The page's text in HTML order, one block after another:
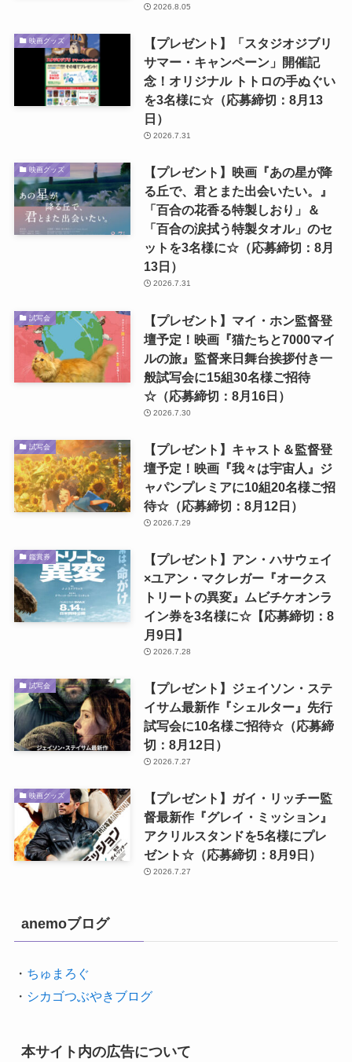
2026.8.05
映画グッズ
【プレゼント】「スタジオジブリ
サマー・キャンペーン」開催記
念！オリジナル トトロの手ぬぐい
を3名様に☆（応募締切：8月13
日）
2026.7.31
映画グッズ
【プレゼント】映画『あの星が降
る丘で、君とまた出会いたい。』
「百合の花香る特製しおり」＆
「百合の涙拭う特製タオル」のセ
ットを3名様に☆（応募締切：8月
13日）
2026.7.31
試写会
【プレゼント】マイ・ホン監督登
壇予定！映画『猫たちと7000マイ
ルの旅』監督来日舞台挨拶付き一
般試写会に15組30名様ご招待
☆（応募締切：8月16日）
2026.7.30
試写会
【プレゼント】キャスト＆監督登
壇予定！映画『我々は宇宙人』ジ
ャパンプレミアに10組20名様ご招
待☆（応募締切：8月12日）
2026.7.29
鑑賞券
【プレゼント】アン・ハサウェイ
×ユアン・マクレガー『オークス
トリートの異変』ムビチケオンラ
イン券を3名様に☆【応募締切：8
月9日】
2026.7.28
試写会
【プレゼント】ジェイソン・ステ
イサム最新作『シェルター』先行
試写会に10名様ご招待☆（応募締
切：8月12日）
2026.7.27
映画グッズ
【プレゼント】ガイ・リッチー監
督最新作『グレイ・ミッション』
アクリルスタンドを5名様にプレ
ゼント☆（応募締切：8月9日）
2026.7.27
anemoブログ
・ ちゅまろぐ
・ シカゴつぶやきブログ
本サイト内の広告について